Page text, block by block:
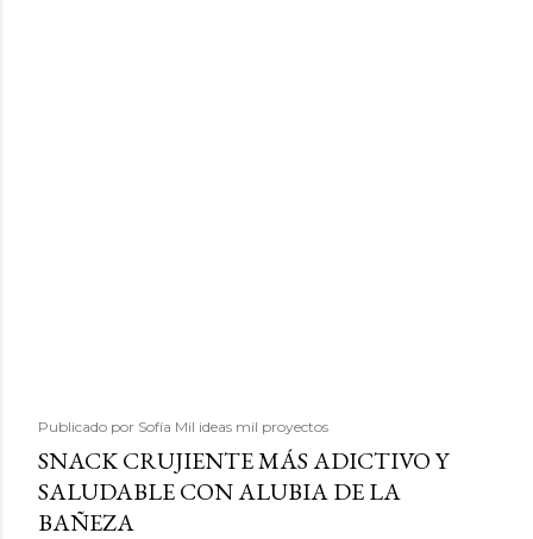
Publicado por Sofía Mil ideas mil proyectos
SNACK CRUJIENTE MÁS ADICTIVO Y
SALUDABLE CON ALUBIA DE LA
BAÑEZA